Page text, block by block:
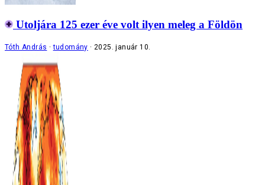
Utoljára 125 ezer éve volt ilyen meleg a Földön
Tóth András tudomány 2025. január 10.